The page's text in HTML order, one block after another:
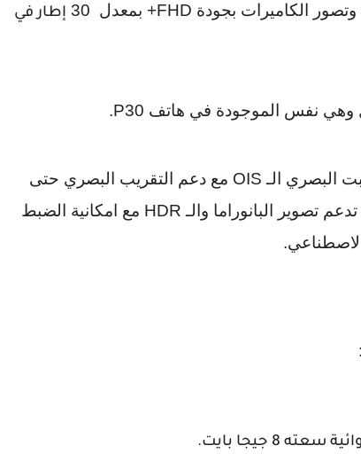
وتصور الكاميرات بجودة +FHD بمعدل 30 إطار في
وهي نفس الموجودة في هاتف P30
.
البصري الـ OIS مع دعم التقريب البصري حتى
تصوير البانوراما والـ HDR مع امكانية الضبط
سعته 8 جيجا بايت.